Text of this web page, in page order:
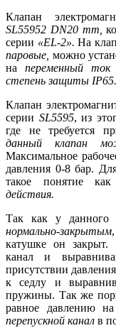
Клапан
SL55952 DN20 mm
серии «EL-2». На
паровые, можно
напеременный
степень защиты IP65.
Клапан
серии SL5595, из
где не требуется
данный клапан
Максимальное
давления 0-8 бар.
такое понятие
действия.
Так как у данного
нормально-закрытым
катушке он закрыт.
канал и
присутствии
к седлу и
пружины. Так же
равное давлению
перепускной канал в